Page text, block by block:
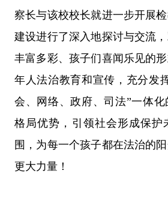
察长与该校校长就进一步开展
建设进行了深入地探讨与交流
丰富多彩、孩子们喜闻乐见的
年人法治教育和宣传，充分发
会、网络、政府、司法”一体
格局优势，引领社会形成保护
围，为每一个孩子都在法治的
更大力量！